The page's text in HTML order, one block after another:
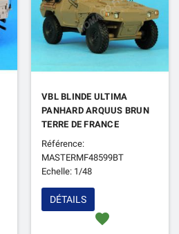
VBL BLINDE ULTIMA
PANHARD ARQUUS BRUN
TERRE DE FRANCE
Référence:
MASTERMF48599BT
Echelle: 1/48
favorite
DÉTAILS